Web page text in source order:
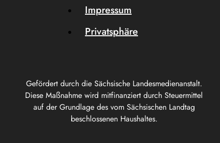
Gefördert durch die Sächsische Landesmedienanstalt.
Diese Maßnahme wird mitfinanziert durch Steuermittel
auf der Grundlage des vom Sächsischen Landtag
beschlossenen Haushaltes.
Impressum
Privatsphäre